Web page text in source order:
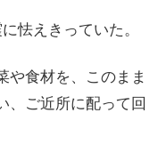
怯えきっていた。
や食材を、このまま
、ご近所に配って回